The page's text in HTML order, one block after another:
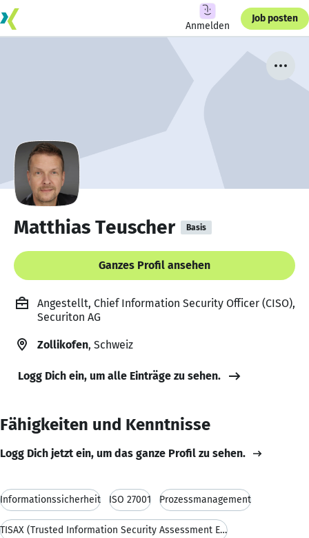
Anmelden
Job posten
Matthias Teuscher Basis
Ganzes Profil ansehen
Angestellt, Chief Information Security Officer (CISO),
Securiton AG
Zollikofen, Schweiz
Logg Dich ein, um alle Einträge zu sehen.
Fähigkeiten und Kenntnisse
Logg Dich jetzt ein, um das ganze Profil zu sehen.
Informationssicherheit ISO 27001 Prozessmanagement
TISAX (Trusted Information Security Assessment Exchange)